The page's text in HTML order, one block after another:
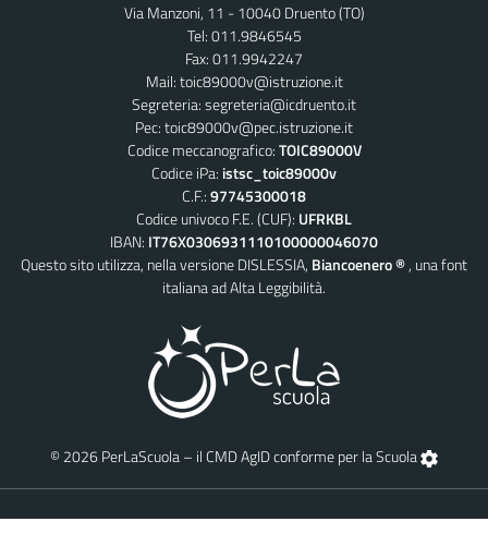
Via Manzoni, 11 - 10040 Druento (TO)
Tel: 011.9846545
Fax: 011.9942247
Mail:toic89000v@istruzione.it
Segreteria:segreteria@icdruento.it
Pec:toic89000v@pec.istruzione.it
Codice meccanografico:TOIC89000V
Codice iPa: istsc_toic89000v
C.F.:97745300018
Codice univoco F.E. (CUF): UFRKBL
IBAN: IT76X0306931110100000046070
Questo sito utilizza, nella versione DISLESSIA, Biancoenero ®, una font
italiana ad Alta Leggibilità.
© 2026 PerLaScuola – il CMD AgID conforme per la Scuola